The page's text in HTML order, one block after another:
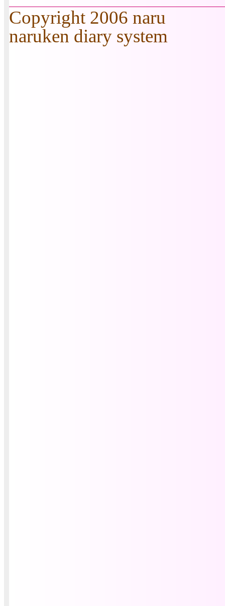
Copyright 2006 naru
naruken diary system